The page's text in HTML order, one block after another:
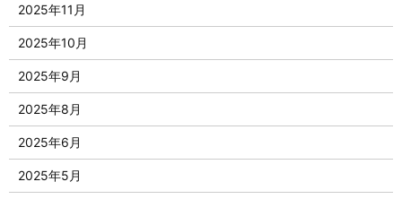
2025年11月
2025年10月
2025年9月
2025年8月
2025年6月
2025年5月